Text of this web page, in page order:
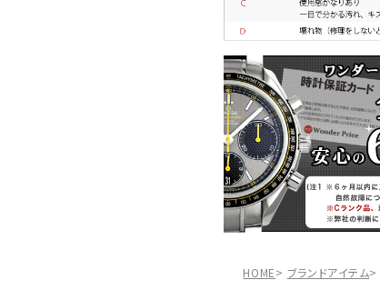
HOME ブランドアイテム